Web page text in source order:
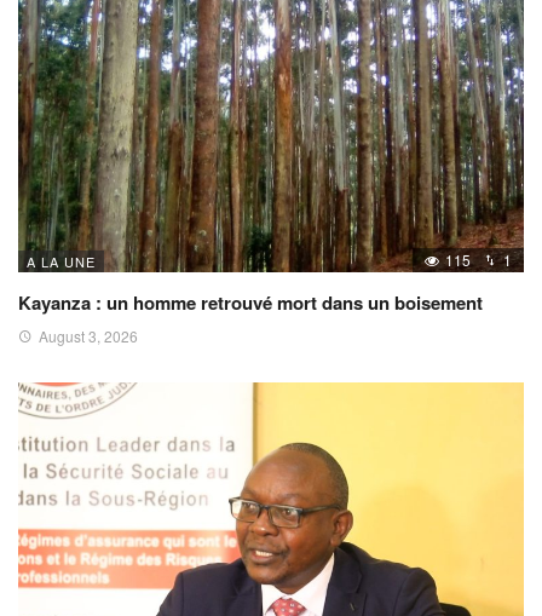
A LA UNE 115 1
Kayanza : un homme retrouvé mort dans un boisement
August 3, 2026